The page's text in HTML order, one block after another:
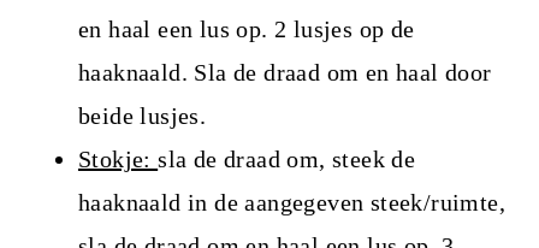
en haal een lus op. 2 lusjes op de
haaknaald. Sla de draad om en haal door
beide lusjes.
Stokje:sla de draad om, steek de
haaknaald in de aangegeven steek/ruimte,